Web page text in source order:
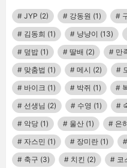
JYP (2) 강동원 (1)
김동희 (1) 냥냥이 (13)
덮밥 (1) 딸배 (2) 만
맞춤법 (1) 메시 (2)
바이크 (1) 박쥐 (1)
선생님 (2) 수영 (1)
악당 (1) 울산 (1) 은
자스민 (1) 장미란 (1)
축구 (3) 치킨 (2) 코